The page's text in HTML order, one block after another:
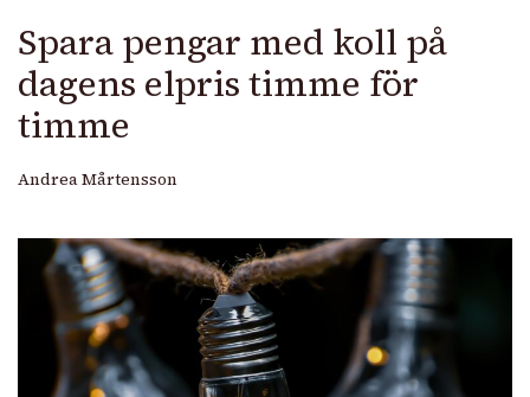
Spara pengar med koll på
dagens elpris timme för
timme
Andrea Mårtensson